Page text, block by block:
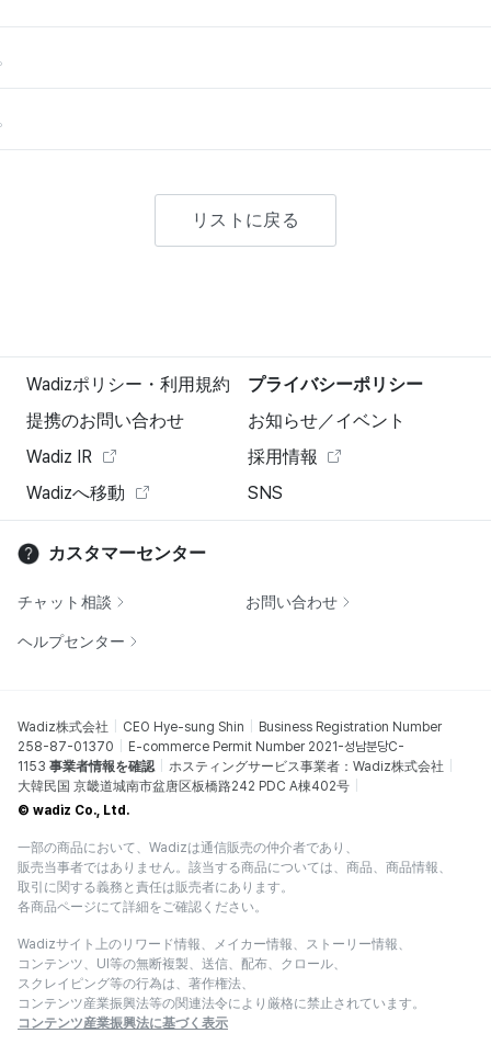
リストに戻る
Wadizポリシー・利用規約
プライバシーポリシー
提携のお問い合わせ
お知らせ／イベント
Wadiz IR
採用情報
Wadizへ移動
SNS
カスタマーセンター
チャット相談 お問い合わせ
ヘルプセンター
Wadiz株式会社 CEO Hye-sung Shin
Business Registration Number
258-87-01370
E-commerce Permit Number 2021-성남분당C-
1153 事業者情報を確認
ホスティングサービス事業者：Wadiz株式会社
大韓民国 京畿道城南市盆唐区板橋路242 PDC A棟402号
© wadiz Co., Ltd.
一部の商品において、Wadizは通信販売の仲介者であり、
販売当事者ではありません。該当する商品については、商品、商品情報、
取引に関する義務と責任は販売者にあります。
各商品ページにて詳細をご確認ください。
Wadizサイト上のリワード情報、メイカー情報、ストーリー情報、
コンテンツ、UI等の無断複製、送信、配布、クロール、
スクレイピング等の行為は、著作権法、
コンテンツ産業振興法等の関連法令により厳格に禁止されています。
コンテンツ産業振興法に基づく表示